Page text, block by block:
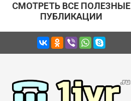
СМОТРЕТЬ ВСЕ ПОЛЕЗНЫЕ
ПУБЛИКАЦИИ